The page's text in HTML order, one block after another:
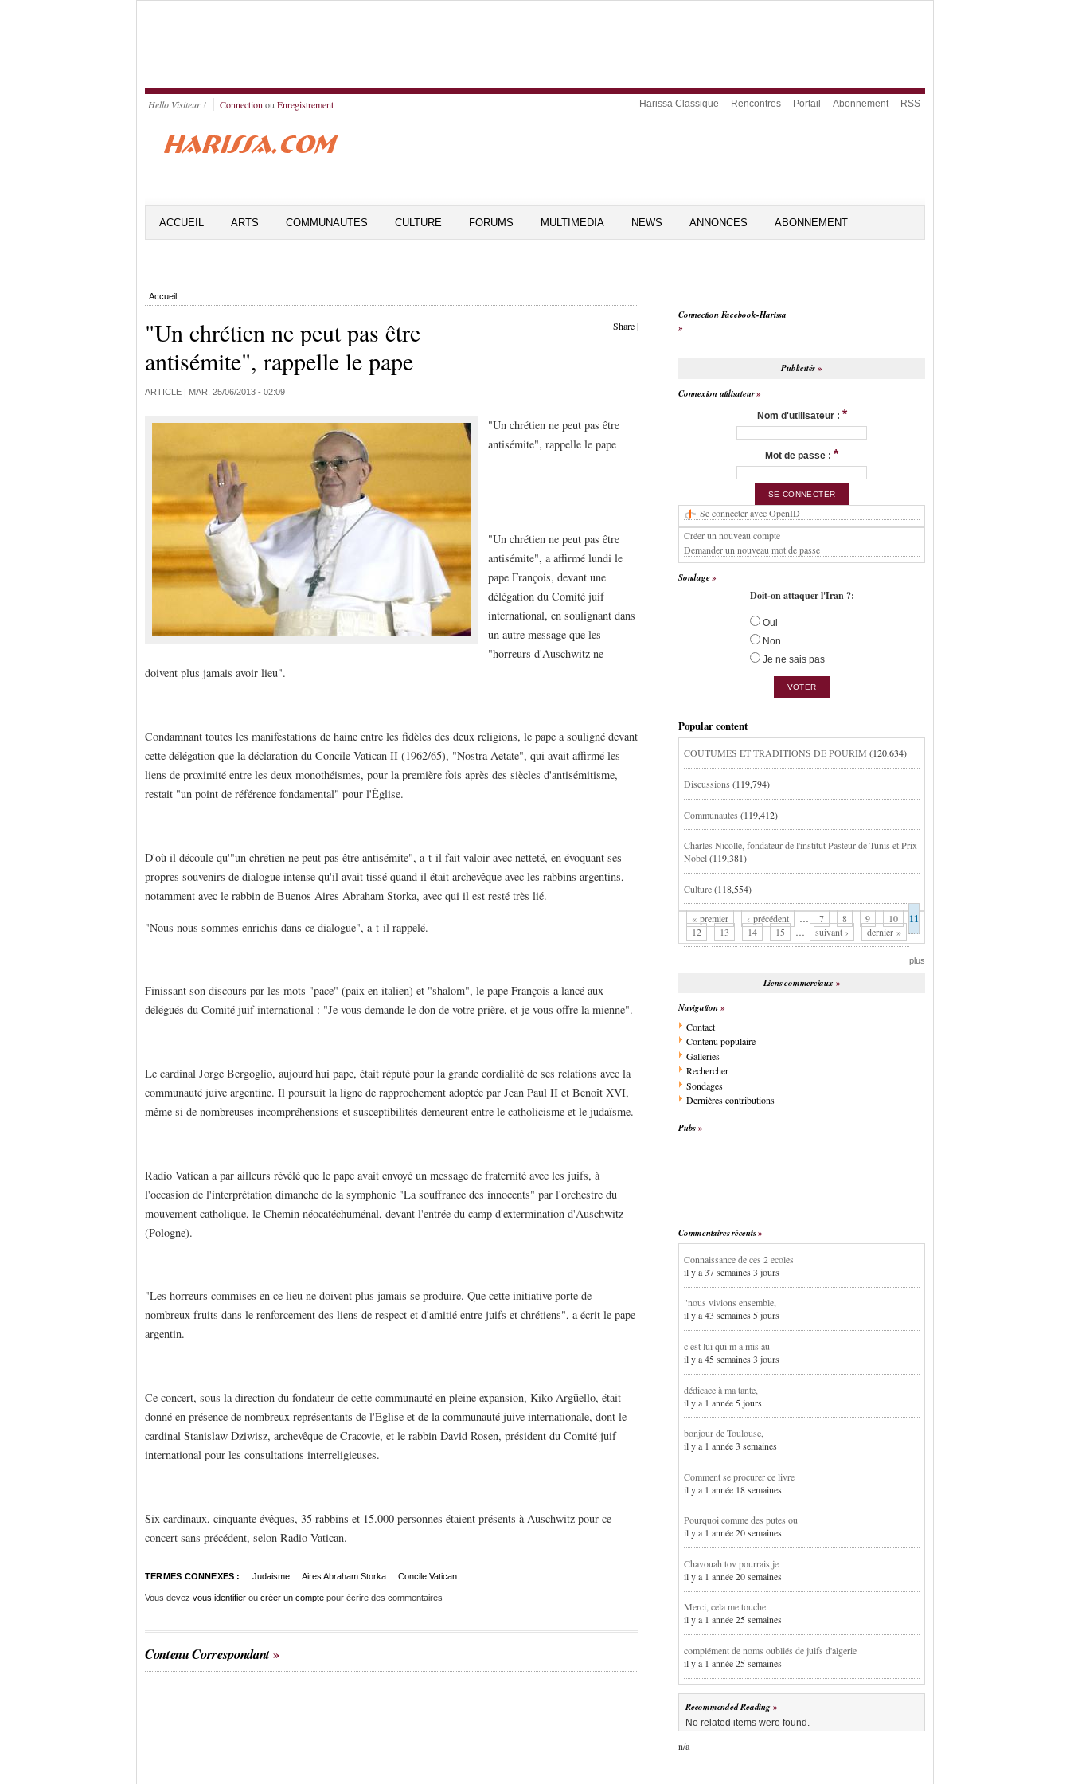
Hello Visiteur ! Connection ou Enregistrement Harissa Classique Rencontres Portail Abonnement RSS
ACCUEIL ARTS COMMUNAUTES CULTURE FORUMS MULTIMEDIA NEWS ANNONCES ABONNEMENT
Accueil
Share|
"Un chrétien ne peut pas être
antisémite", rappelle le pape
ARTICLE | MAR, 25/06/2013 - 02:09
"Un chrétien ne peut pas être
antisémite", rappelle le pape
"Un chrétien ne peut pas être
antisémite", a affirmé lundi le
pape François, devant une
délégation du Comité juif
international, en soulignant dans
un autre message que les
"horreurs d'Auschwitz ne
doivent plus jamais avoir lieu".
Condamnant toutes les manifestations de haine entre les fidèles des deux religions, le pape a souligné devant
cette délégation que la déclaration du Concile Vatican II (1962/65), "Nostra Aetate", qui avait affirmé les
liens de proximité entre les deux monothéismes, pour la première fois après des siècles d'antisémitisme,
restait "un point de référence fondamental" pour l'Église.
D'où il découle qu'"un chrétien ne peut pas être antisémite", a-t-il fait valoir avec netteté, en évoquant ses
propres souvenirs de dialogue intense qu'il avait tissé quand il était archevêque avec les rabbins argentins,
notamment avec le rabbin de Buenos Aires Abraham Storka, avec qui il est resté très lié.
"Nous nous sommes enrichis dans ce dialogue", a-t-il rappelé.
Finissant son discours par les mots "pace" (paix en italien) et "shalom", le pape François a lancé aux
délégués du Comité juif international : "Je vous demande le don de votre prière, et je vous offre la mienne".
Le cardinal Jorge Bergoglio, aujourd'hui pape, était réputé pour la grande cordialité de ses relations avec la
communauté juive argentine. Il poursuit la ligne de rapprochement adoptée par Jean Paul II et Benoît XVI,
même si de nombreuses incompréhensions et susceptibilités demeurent entre le catholicisme et le judaïsme.
Radio Vatican a par ailleurs révélé que le pape avait envoyé un message de fraternité avec les juifs, à
l'occasion de l'interprétation dimanche de la symphonie "La souffrance des innocents" par l'orchestre du
mouvement catholique, le Chemin néocatéchuménal, devant l'entrée du camp d'extermination d'Auschwitz
(Pologne).
"Les horreurs commises en ce lieu ne doivent plus jamais se produire. Que cette initiative porte de
nombreux fruits dans le renforcement des liens de respect et d'amitié entre juifs et chrétiens", a écrit le pape
argentin.
Ce concert, sous la direction du fondateur de cette communauté en pleine expansion, Kiko Argüello, était
donné en présence de nombreux représentants de l'Eglise et de la communauté juive internationale, dont le
cardinal Stanislaw Dziwisz, archevêque de Cracovie, et le rabbin David Rosen, président du Comité juif
international pour les consultations interreligieuses.
Six cardinaux, cinquante évêques, 35 rabbins et 15.000 personnes étaient présents à Auschwitz pour ce
concert sans précédent, selon Radio Vatican.
TERMES CONNEXES : Judaisme Aires Abraham Storka Concile Vatican
Vous devez vous identifier ou créer un compte pour écrire des commentaires
Contenu Correspondant
Connection Facebook-Harissa
Publicités
Connexion utilisateur
Nom d'utilisateur : *
Mot de passe : *
Se connecter avec OpenID
Créer un nouveau compte
Demander un nouveau mot de passe
Sondage
Doit-on attaquer l'Iran ?:
Oui
Non
Je ne sais pas
Popular content
COUTUMES ET TRADITIONS DE POURIM (120,634)
Discussions (119,794)
Communautes (119,412)
Charles Nicolle, fondateur de l'institut Pasteur de Tunis et Prix
Nobel(119,381)
Culture(118,554)
« premier ‹ précédent … 7 8 9 10 11
12 13 14 15 … suivant › dernier »
plus
Liens commerciaux
Navigation
Contact
Contenu populaire
Galleries
Rechercher
Sondages
Dernières contributions
Pubs
Commentaires récents
Connaissance de ces 2 ecoles
il y a 37 semaines 3 jours
"nous vivions ensemble,
il y a 43 semaines 5 jours
c est lui qui m a mis au
il y a 45 semaines 3 jours
dédicace à ma tante,
il y a 1 année 5 jours
bonjour de Toulouse,
il y a 1 année 3 semaines
Comment se procurer ce livre
il y a 1 année 18 semaines
Pourquoi comme des putes ou
il y a 1 année 20 semaines
Chavouah tov pourrais je
il y a 1 année 20 semaines
Merci, cela me touche
il y a 1 année 25 semaines
complément de noms oubliés de juifs d'algerie
il y a 1 année 25 semaines
Recommended Reading
No related items were found.
n/a